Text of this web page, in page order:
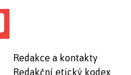
Redakce a kontakty
Redakční etický kodex